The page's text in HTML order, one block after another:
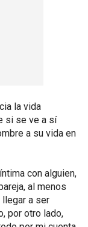
la vida
si se ve a sí
a su vida en
con alguien,
al menos
llegar a ser
por otro lado,